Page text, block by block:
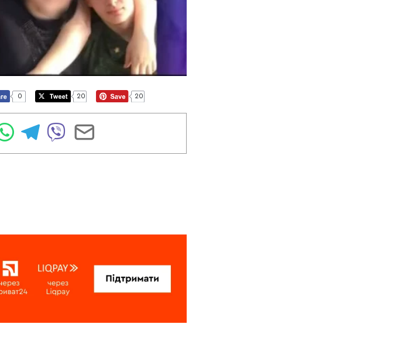
0 20 20